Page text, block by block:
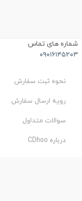
شماره های تماس
۰۹۰۱۶۱۴۵۲۰۳
نحوه ثبت سفارش
رویه ارسال سفارش
سوالات متداول
درباره CDhoo